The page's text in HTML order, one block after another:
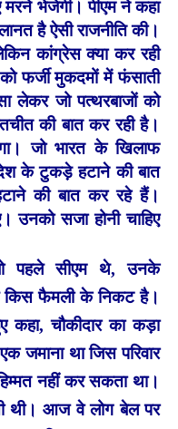
भेजेगी। पीएम ने कहा
है ऐसी राजनीति की।
कांग्रेस क्या कर रही
फर्जी मुकदमों में फंसाती
लेकर जो पत्थरबाजों को
की बात कर रही है।
जो भारत के खिलाफ
के टुकड़े हटाने की बात
की बात कर रहे हैं।
उनको सजा होनी चाहिए
पहले सीएम थे, उनके
फैमली के निकट है।
कहा, चौकीदार का कड़ा
जमाना था जिस परिवार
नहीं कर सकता था।
थी। आज वे लोग बेल पर